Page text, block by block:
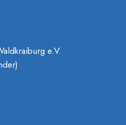
e.V.